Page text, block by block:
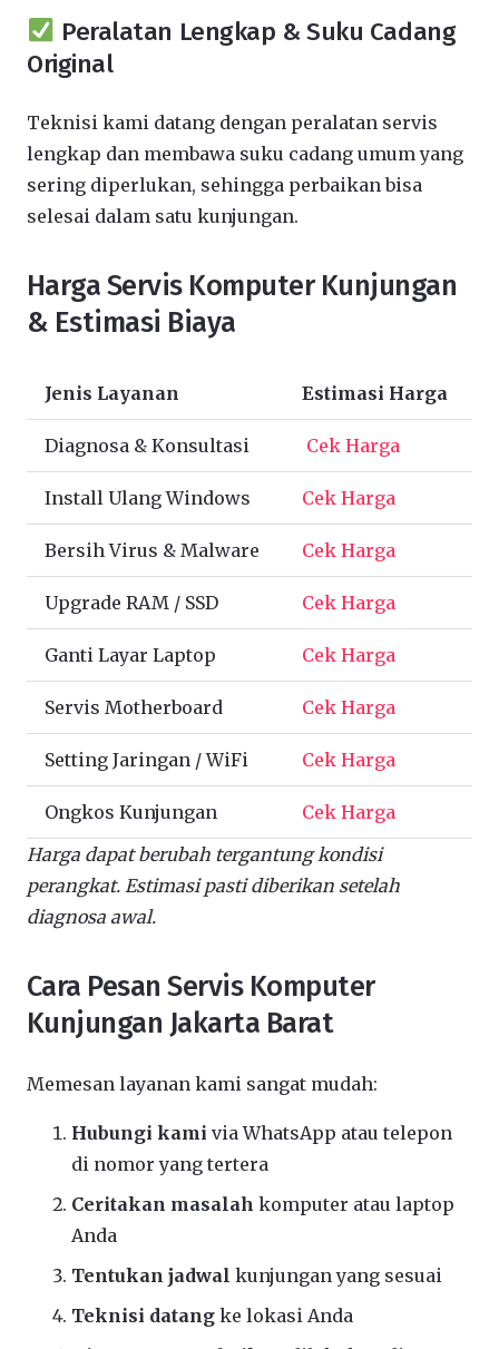
Peralatan Lengkap & Suku Cadang
Original
Teknisi kami datang dengan peralatan servis
lengkap dan membawa suku cadang umum yang
sering diperlukan, sehingga perbaikan bisa
selesai dalam satu kunjungan.
Harga Servis Komputer Kunjungan
& Estimasi Biaya
Jenis Layanan Estimasi Harga
Diagnosa & Konsultasi Cek Harga
Install Ulang Windows Cek Harga
Bersih Virus & Malware Cek Harga
Upgrade RAM / SSD Cek Harga
Ganti Layar Laptop Cek Harga
Servis Motherboard Cek Harga
Setting Jaringan / WiFi Cek Harga
Ongkos Kunjungan
Cek Harga
Harga dapat berubah tergantung kondisi
perangkat. Estimasi pasti diberikan setelah
diagnosa awal.
Cara Pesan Servis Komputer
Kunjungan Jakarta Barat
Memesan layanan kami sangat mudah:
Hubungi kami via WhatsApp atau telepon
di nomor yang tertera
Ceritakan masalah komputer atau laptop
Anda
Tentukan jadwal kunjungan yang sesuai
Teknisi datang ke lokasi Anda